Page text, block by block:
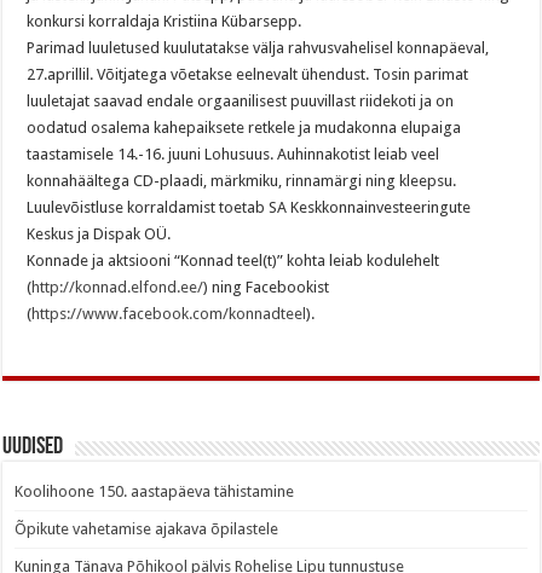
konkursi korraldaja Kristiina Kübarsepp.
Parimad luuletused kuulutatakse välja rahvusvahelisel konnapäeval,
27.aprillil. Võitjatega võetakse eelnevalt ühendust. Tosin parimat
luuletajat saavad endale orgaanilisest puuvillast riidekoti ja on
oodatud osalema kahepaiksete retkele ja mudakonna elupaiga
taastamisele 14.-16. juuni Lohusuus. Auhinnakotist leiab veel
konnahäältega CD-plaadi, märkmiku, rinnamärgi ning kleepsu.
Luulevõistluse korraldamist toetab SA Keskkonnainvesteeringute
Keskus ja Dispak OÜ.
Konnade ja aktsiooni “Konnad teel(t)” kohta leiab kodulehelt
(http://konnad.elfond.ee/) ning Facebookist
(https://www.facebook.com/konnadteel).
Uudised
Koolihoone 150. aastapäeva tähistamine
Õpikute vahetamise ajakava õpilastele
Kuninga Tänava Põhikool pälvis Rohelise Lipu tunnustuse